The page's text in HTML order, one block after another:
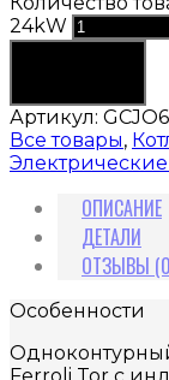
24kW
Артикул:
Все товары,
Электрические
ОПИСАНИЕ
ДЕТАЛИ
ОТЗЫВЫ
Особенности